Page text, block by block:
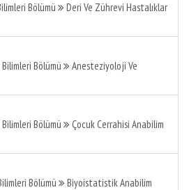
Bölümü
Deri Ve Zührevi Hastalıklar
Bölümü
Anesteziyoloji Ve
Bölümü
Çocuk Cerrahisi Anabilim
Bölümü
Biyoistatistik Anabilim